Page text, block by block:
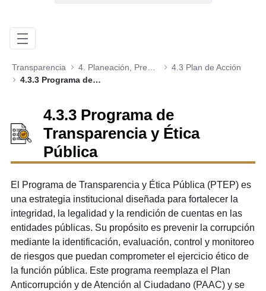
Transparencia
4.3 Plan de Acción
4.3.3 Programa de Transparencia y Ética Pública
4.3.3 Programa de
Transparencia y Ética
Pública
El Programa de Transparencia y Ética Pública (PTEP) es
una estrategia institucional diseñada para fortalecer la
integridad, la legalidad y la rendición de cuentas en las
entidades públicas. Su propósito es prevenir la corrupción
mediante la identificación, evaluación, control y monitoreo
de riesgos que puedan comprometer el ejercicio ético de
la función pública. Este programa reemplaza el Plan
Anticorrupción y de Atención al Ciudadano (PAAC) y se